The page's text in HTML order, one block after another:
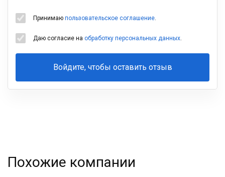
Принимаю пользовательское соглашение.
Даю согласие на обработку персональных данных.
Войдите, чтобы оставить отзыв
Ваша
Похожие компании